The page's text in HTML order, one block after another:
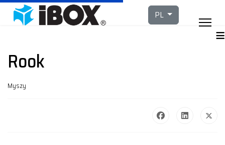
Wybierz swój język
PL
≡
Rook
Myszy